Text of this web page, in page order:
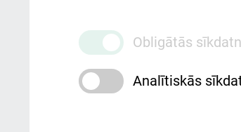
ceļvedis
Rekvizīti un
Obligātās
Analītiskās